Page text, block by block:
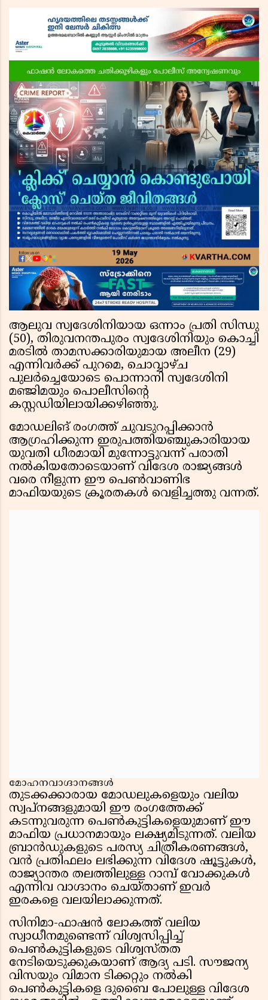
ആലുവ സ്വദേശിനിയായ ഒന്നാം പ്രതി സിന്ധു
(50), തിരുവനന്തപുരം സ്വദേശിനിയും കൊച്ചി
മരടിൽ താമസക്കാരിയുമായ അലീന (29)
എന്നിവർക്ക് പുറമെ, ചൊവ്വാഴ്ച
പുലർച്ചെയോടെ പൊന്നാനി സ്വദേശിനി
മഞ്ജിമയും പൊലീസിന്റെ
കസ്റ്റഡിയിലായിക്കഴിഞ്ഞു.
മോഡലിങ് രംഗത്ത് ചുവടുറപ്പിക്കാൻ
ആഗ്രഹിക്കുന്ന ഇരുപത്തിയഞ്ചുകാരിയായ
യുവതി ധീരമായി മുന്നോട്ടുവന്ന് പരാതി
നൽകിയതോടെയാണ് വിദേശ രാജ്യങ്ങൾ
വരെ നീളുന്ന ഈ പെൺവാണിഭ
മാഫിയയുടെ ക്രൂരതകൾ വെളിച്ചത്തു വന്നത്.
മോഹനവാഗ്ദാനങ്ങൾ
തുടക്കക്കാരായ മോഡലുകളെയും വലിയ
സ്വപ്നങ്ങളുമായി ഈ രംഗത്തേക്ക്
കടന്നുവരുന്ന പെൺകുട്ടികളെയുമാണ് ഈ
മാഫിയ പ്രധാനമായും ലക്ഷ്യമിടുന്നത്. വലിയ
ബ്രാൻഡുകളുടെ പരസ്യ ചിത്രീകരണങ്ങൾ,
വൻ പ്രതിഫലം ലഭിക്കുന്ന വിദേശ ഷൂട്ടുകൾ,
രാജ്യാന്തര തലത്തിലുള്ള റാമ്പ് വോക്കുകൾ
എന്നിവ വാഗ്ദാനം ചെയ്താണ് ഇവർ
ഇരകളെ വലയിലാക്കുന്നത്.
സിനിമാ-ഫാഷൻ ലോകത്ത് വലിയ
സ്വാധീനമുണ്ടെന്ന് വിശ്വസിപ്പിച്ച്
പെൺകുട്ടികളുടെ വിശ്വസ്തത
നേടിയെടുക്കുകയാണ് ആദ്യ പടി. സൗജന്യ
വിസയും വിമാന ടിക്കറ്റും നൽകി
പെൺകുട്ടികളെ ദുബൈ പോലുള്ള വിദേശ